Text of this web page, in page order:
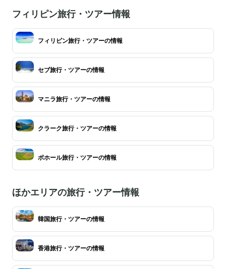
フィリピン旅行・ツアー情報
フィリピン旅行・ツアーの情報
セブ旅行・ツアーの情報
マニラ旅行・ツアーの情報
クラーク旅行・ツアーの情報
ボホール旅行・ツアーの情報
ほかエリアの旅行・ツアー情報
韓国旅行・ツアーの情報
香港旅行・ツアーの情報